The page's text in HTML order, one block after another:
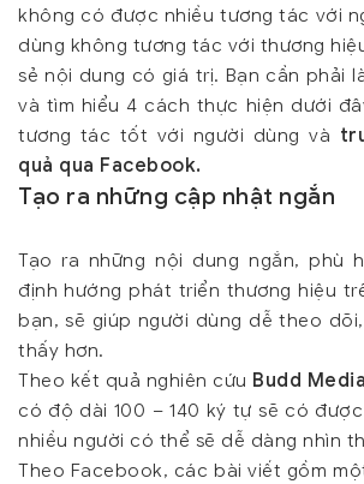
không có được nhiều tương tác với
dùng không tương tác với thương
sẻ nội dung có giá trị. Bạn cần phải
và tìm hiểu 4 cách thực hiện dưới
tương tác tốt với người dùng và
quả qua Facebook.
Tạo ra những cập nhật ngắn
Tạo ra những nội dung ngắn, phù
định hướng phát triển thương hiệu
bạn, sẽ giúp người dùng dễ theo
thấy hơn.
Theo kết quả nghiên cứu Budd Media
có độ dài 100 – 140 ký tự sẽ có
nhiều người có thể sẽ dễ dàng nhìn
Theo Facebook, các bài viết gồm